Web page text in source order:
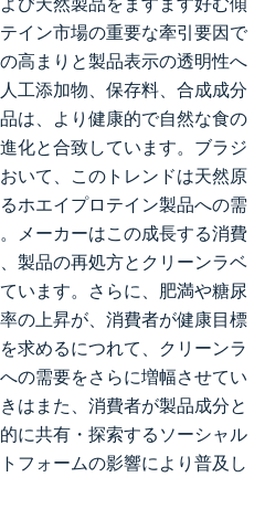
イン市場の重要な牽引要因で
高まりと製品表示の透明性へ
工添加物、保存料、合成成分
は、より健康的で自然な食の
化と合致しています。ブラジ
いて、このトレンドは天然原
ホエイプロテイン製品への需
メーカーはこの成長する消費
製品の再処方とクリーンラベ
います。さらに、肥満や糖尿
の上昇が、消費者が健康目標
求めるにつれて、クリーンラ
の需要をさらに増幅させてい
はまた、消費者が製品成分と
に共有・探索するソーシャル
フォームの影響により普及し